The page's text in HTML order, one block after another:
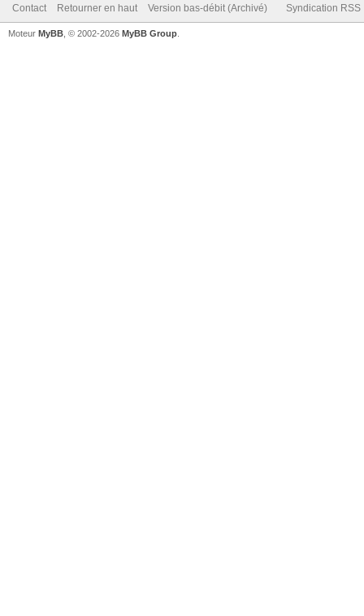
Contact Retourner en haut Version bas-débit (Archivé) Syndication RSS
Moteur MyBB , © 2002-2026 MyBB Group